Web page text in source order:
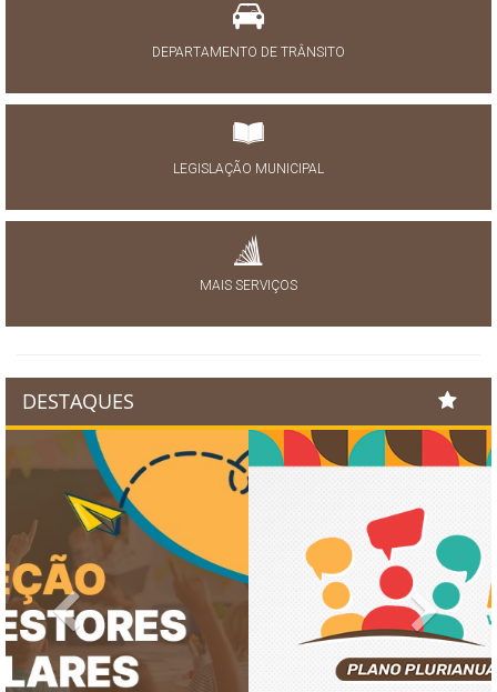
DEPARTAMENTO DE TRÂNSITO
LEGISLAÇÃO MUNICIPAL
MAIS SERVIÇOS
DESTAQUES
Previous Next